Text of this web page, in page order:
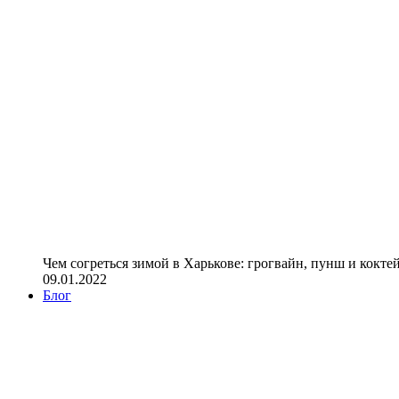
Чем согреться зимой в Харькове: грогвайн, пунш и
09.01.2022
Блог